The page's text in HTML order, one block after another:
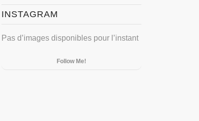
INSTAGRAM
Pas d’images disponibles pour l’instant
Follow Me!